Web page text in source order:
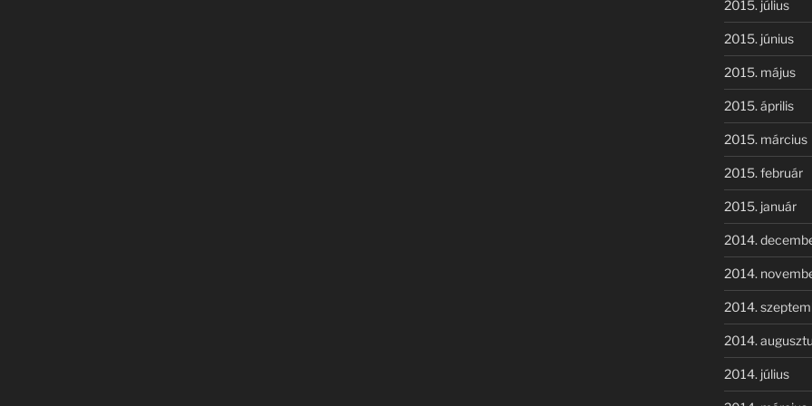
2015. július
2015. június
2015. május
2015. április
2015. március
2015. február
2015. január
2014.
2014.
2014.
2014.
2014. július